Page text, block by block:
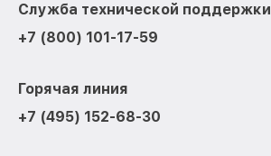
Служба технической поддержки
+7 (800) 101-17-59
Горячая линия
+7 (495) 152-68-30